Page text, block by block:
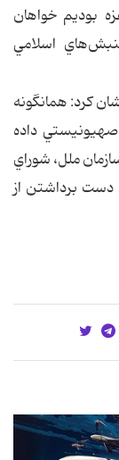
بوديم خواهان
اسلامي
كرد: همانگونه
داده
ملل، شوراي
دست برداشتن از